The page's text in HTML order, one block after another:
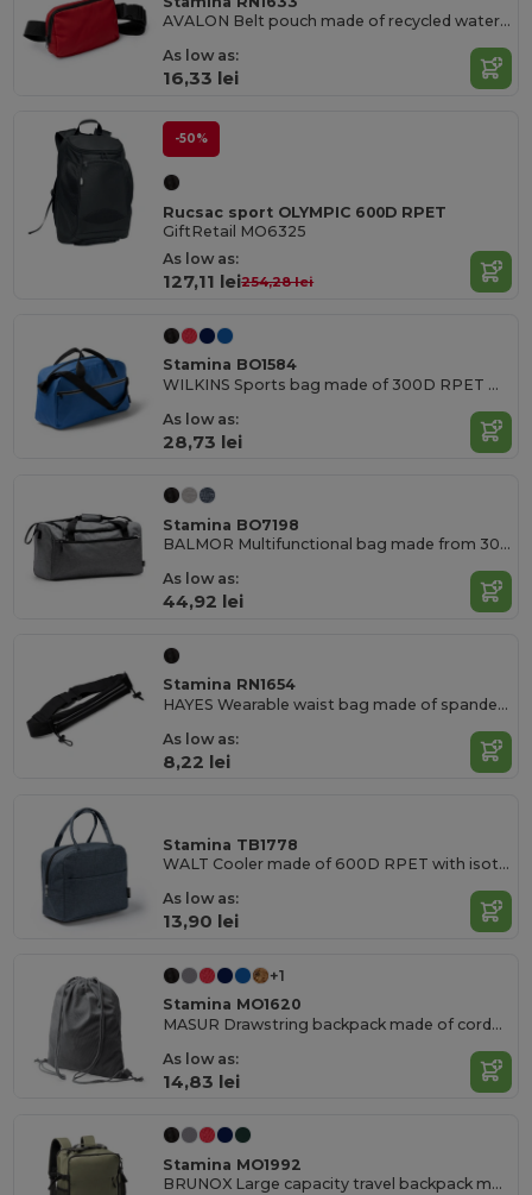
AVALON Belt pouch made of recycled water-repellent nylon with two compartments and zip fastening
As low as:
16,33 lei
-50%
Rucsac sport OLYMPIC 600D RPET
GiftRetail MO6325
As low as:
127,11 lei254,28 lei
Stamina BO1584
WILKINS Sports bag made of 300D RPET with zip closure and front pocket with reflective band
As low as:
28,73 lei
Stamina BO7198
BALMOR Multifunctional bag made from 300D RPET in a heather finish design
As low as:
44,92 lei
Stamina RN1654
HAYES Wearable waist bag made of spandex polyester
As low as:
8,22 lei
Stamina TB1778
WALT Cooler made of 600D RPET with isothermal interior
As low as:
13,90 lei
+1
Stamina MO1620
MASUR Drawstring backpack made of corduroy fabric
As low as:
14,83 lei
Stamina MO1992
BRUNOX Large capacity travel backpack made from 600D RPET with 180 degree opening